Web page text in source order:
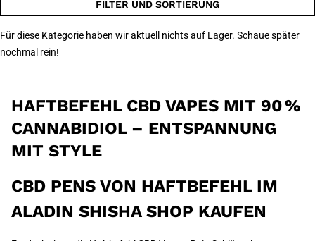
Für diese Kategorie haben wir aktuell nichts auf Lager. Schaue später
nochmal rein!
FILTER UND SORTIERUNG
HAFTBEFEHL CBD VAPES MIT 90 %
CANNABIDIOL – ENTSPANNUNG
MIT STYLE
CBD PENS VON HAFTBEFEHL IM
ALADIN SHISHA SHOP KAUFEN